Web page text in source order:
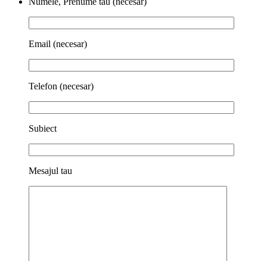
Email (necesar)
Telefon (necesar)
Subiect
Mesajul tau